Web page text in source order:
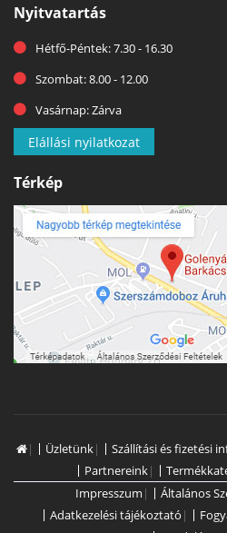
Nyitvatartás
Hétfő-Péntek: 7.30 - 16.30
Szombat: 8.00 - 12.00
Vasárnap: Zárva
Elállási nyilatkozat
Térkép
| Üzletünk| Szállítási és fizetési
Partnereink|
Impresszum | Általános
Adatkezelési tájékoztató |